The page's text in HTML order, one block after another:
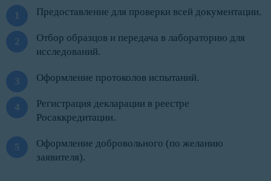
Предоставление для проверки всей документации.
Отбор образцов и передача в лабораторию для
исследований.
Оформление протоколов испытаний.
Регистрация декларации в реестре
Росаккредитации.
Оформление добровольного (по желанию
заявителя).